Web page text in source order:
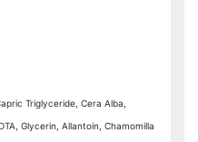
Triglyceride, Cera Alba,
Glycerin, Allantoin, Chamomilla